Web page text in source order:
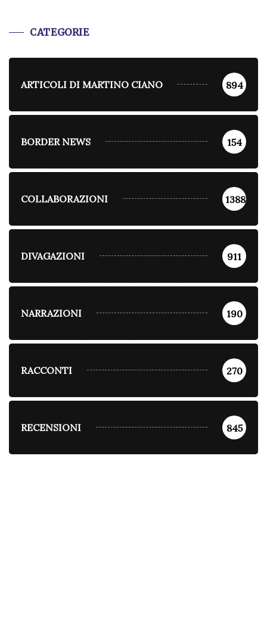
CATEGORIE
ARTICOLI DI MARTINO CIANO 894
BORDER NEWS 154
COLLABORAZIONI 1388
DIVAGAZIONI 911
NARRAZIONI 190
RACCONTI 270
RECENSIONI 845